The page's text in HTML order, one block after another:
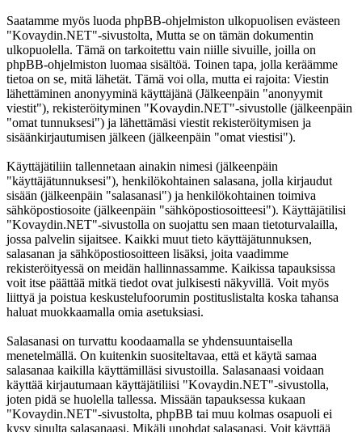
Saatamme myös luoda phpBB-ohjelmiston ulkopuolisen evästeen
"Kovaydin.NET"-sivustolta, Mutta se on tämän dokumentin
ulkopuolella. Tämä on tarkoitettu vain niille sivuille, joilla on
phpBB-ohjelmiston luomaa sisältöä. Toinen tapa, jolla keräämme
tietoa on se, mitä lähetät. Tämä voi olla, mutta ei rajoita: Viestin
lähettäminen anonyyminä käyttäjänä (Jälkeenpäin "anonyymit
viestit"), rekisteröityminen "Kovaydin.NET"-sivustolle (jälkeenpäin
"omat tunnuksesi") ja lähettämäsi viestit rekisteröitymisen ja
sisäänkirjautumisen jälkeen (jälkeenpäin "omat viestisi").
Käyttäjätiliin tallennetaan ainakin nimesi (jälkeenpäin
"käyttäjätunnuksesi"), henkilökohtainen salasana, jolla kirjaudut
sisään (jälkeenpäin "salasanasi") ja henkilökohtainen toimiva
sähköpostiosoite (jälkeenpäin "sähköpostiosoitteesi"). Käyttäjätilisi
"Kovaydin.NET"-sivustolla on suojattu sen maan tietoturvalailla,
jossa palvelin sijaitsee. Kaikki muut tieto käyttäjätunnuksen,
salasanan ja sähköpostiosoitteen lisäksi, joita vaadimme
rekisteröityessä on meidän hallinnassamme. Kaikissa tapauksissa
voit itse päättää mitkä tiedot ovat julkisesti näkyvillä. Voit myös
liittyä ja poistua keskustelufoorumin postituslistalta koska tahansa
haluat muokkaamalla omia asetuksiasi.
Salasanasi on turvattu koodaamalla se yhdensuuntaisella
menetelmällä. On kuitenkin suositeltavaa, että et käytä samaa
salasanaa kaikilla käyttämilläsi sivustoilla. Salasanaasi voidaan
käyttää kirjautumaan käyttäjätiliisi "Kovaydin.NET"-sivustolla,
joten pidä se huolella tallessa. Missään tapauksessa kukaan
"Kovaydin.NET"-sivustolta, phpBB tai muu kolmas osapuoli ei
kysy sinulta salasanaasi. Mikäli unohdat salasanasi. Voit käyttää